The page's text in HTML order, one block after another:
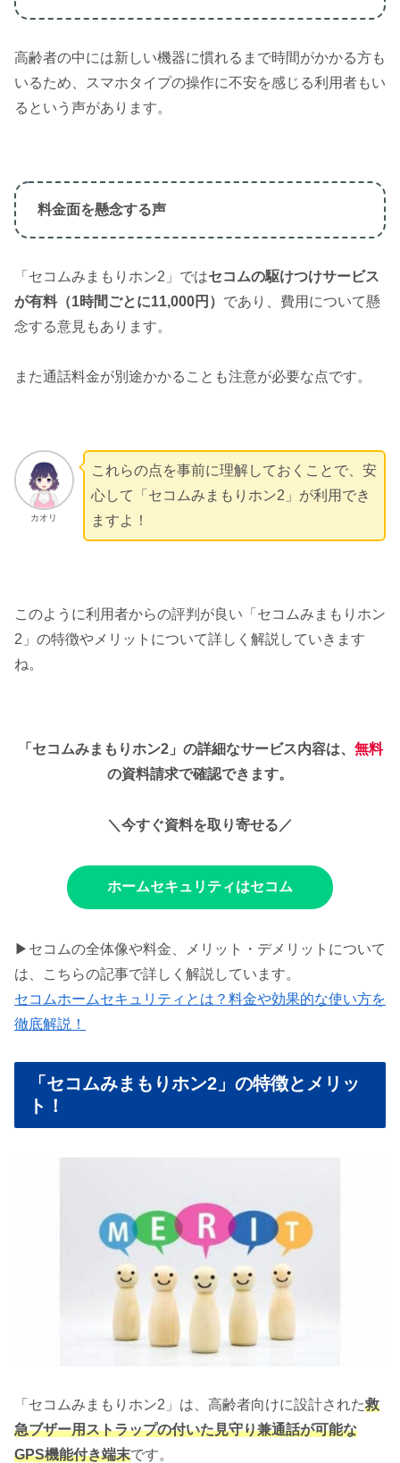
高齢者の中には新しい機器に慣れるまで時間がかかる方も
いるため、スマホタイプの操作に不安を感じる利用者もい
るという声があります。
料金面を懸念する声
「セコムみまもりホン2」ではセコムの駆けつけサービス
が有料（1時間ごとに11,000円） であり、費用について懸
念する意見もあります。
また通話料金が別途かかることも注意が必要な点です。
カオリ
これらの点を事前に理解しておくことで、安
心して「セコムみまもりホン2」が利用でき
ますよ！
このように利用者からの評判が良い「セコムみまもりホン
2」の特徴やメリットについて詳しく解説していきます
ね。
「セコムみまもりホン2」の詳細なサービス内容は、 無料
の資料請求で確認できます。
＼今すぐ資料を取り寄せる／
ホームセキュリティはセコム
▶セコムの全体像や料金、メリット・デメリットについて
は、こちらの記事で詳しく解説しています。
セコムホームセキュリティとは？料金や効果的な使い方を
徹底解説！
「セコムみまもりホン2」の特徴とメリッ
ト！
「セコムみまもりホン2」は、高齢者向けに設計された救
急ブザー用ストラップの付いた見守り兼通話が可能な
GPS機能付き端末です。